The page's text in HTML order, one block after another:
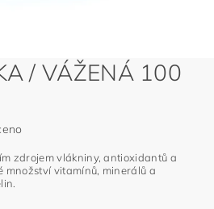
/ VÁŽENÁ 100
zdrojem vlákniny, antioxidantů a
množství vitamínů, minerálů a